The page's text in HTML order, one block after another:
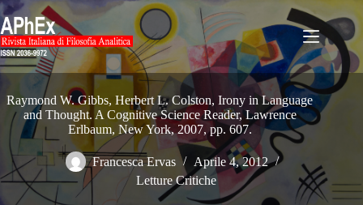
Salta
al
contenuto
Raymond W. Gibbs, Herbert L. Colston, Irony in Language
and Thought. A Cognitive Science Reader, Lawrence
Erlbaum, New York, 2007, pp. 607.
Francesca Ervas
Aprile 4, 2012
Letture Critiche